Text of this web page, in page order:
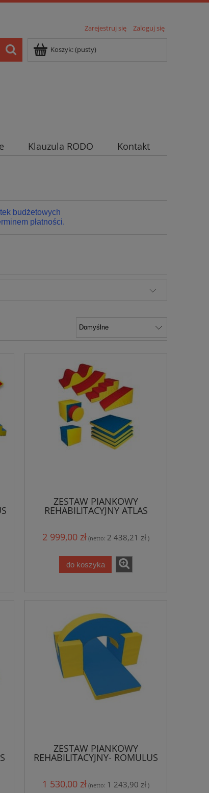
Zarejestruj się
Zaloguj się
Koszyk:(pusty)
Klauzula RODO Kontakt
budżetowych
płatności.
ZESTAW PIANKOWY
REHABILITACYJNY ATLAS
2 999,00 zł (netto: 2 438,21 zł )
do koszyka
ZESTAW PIANKOWY
REHABILITACYJNY- ROMULUS
KULODROM
1 530,00 zł (netto: 1 243,90 zł )